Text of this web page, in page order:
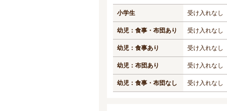
小学生 受け入れなし
幼児：食事・布団あり 受け入れなし
幼児：食事あり 受け入れなし
幼児：布団あり 受け入れなし
幼児：食事・布団なし 受け入れなし